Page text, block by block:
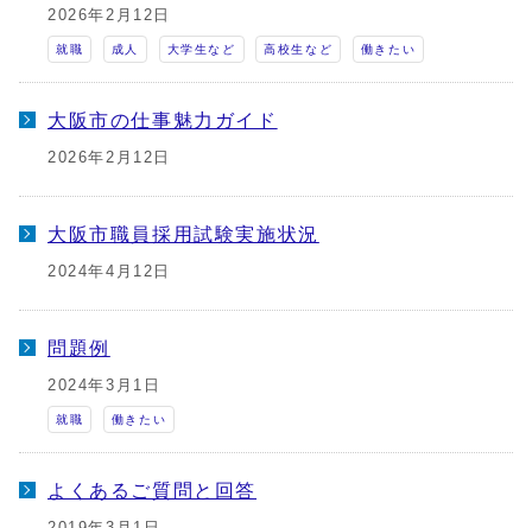
2026年2月12日
就職 成人 大学生など 高校生など 働きたい
大阪市の仕事魅力ガイド
2026年2月12日
大阪市職員採用試験実施状況
2024年4月12日
問題例
2024年3月1日
就職 働きたい
よくあるご質問と回答